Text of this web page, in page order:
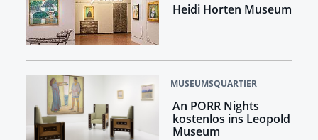
Heidi Horten Museum
MUSEUMSQUARTIER
An PORR Nights
kostenlos ins Leopold
Museum